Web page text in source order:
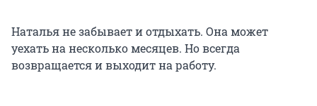
Наталья не забывает и отдыхать. Она может
уехать на несколько месяцев. Но всегда
возвращается и выходит на работу.